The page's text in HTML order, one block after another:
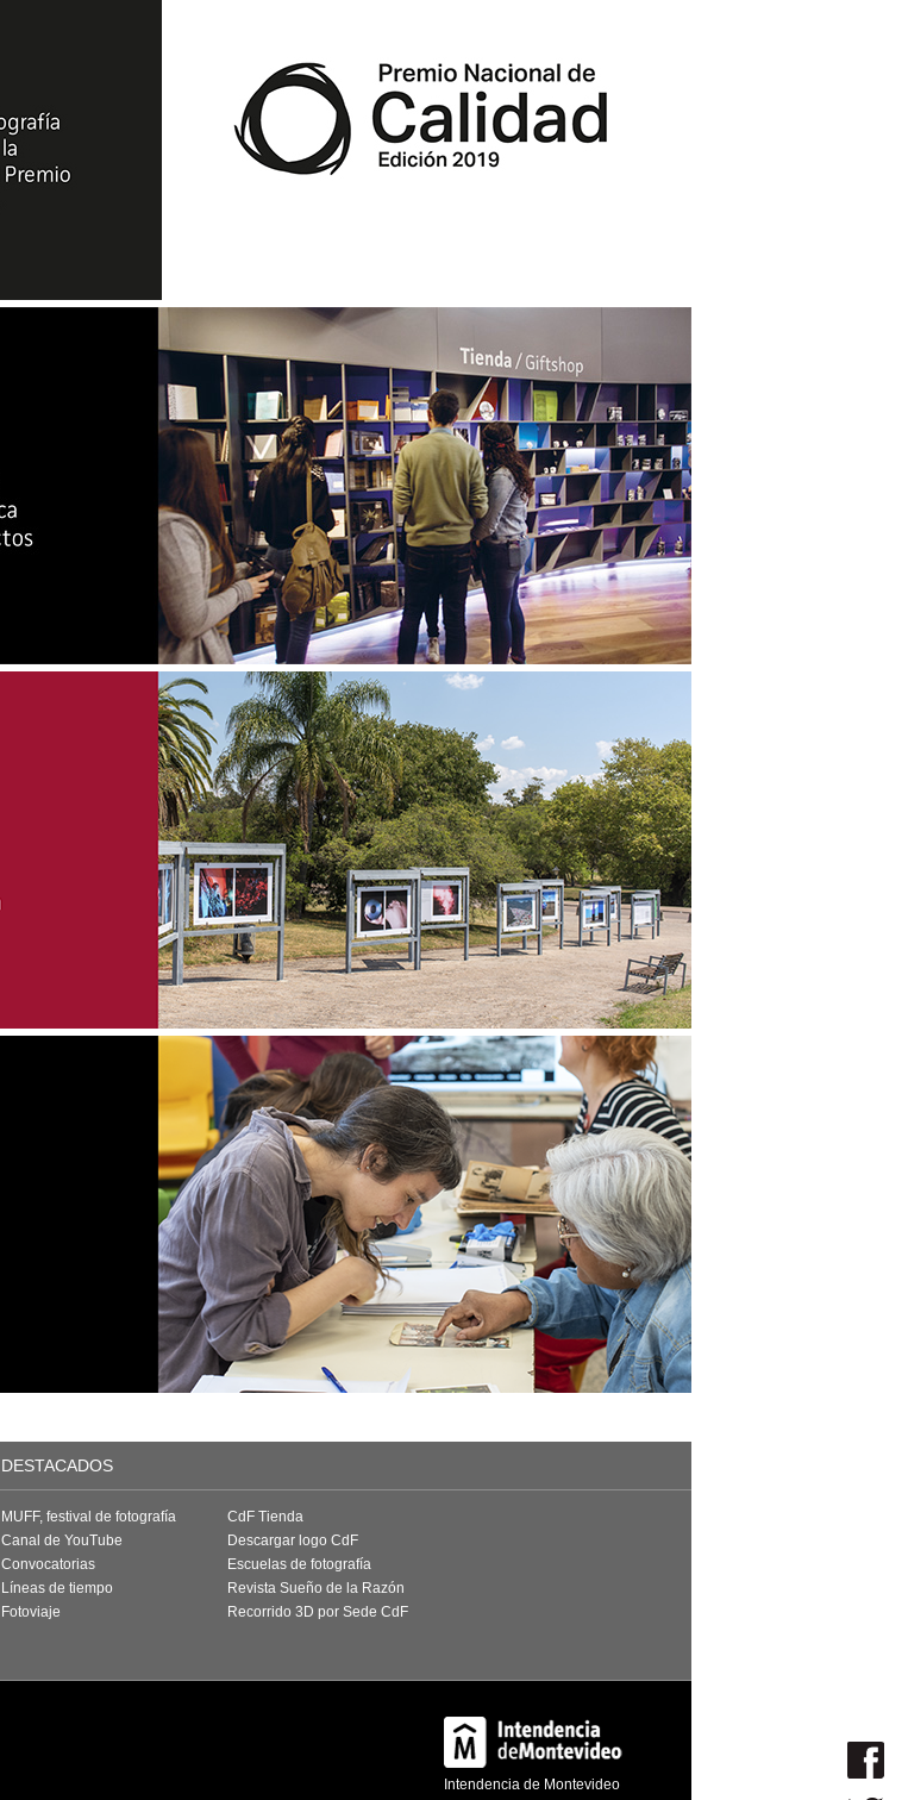
DESTACADOS
MUFF, festival de fotografía
Canal de YouTube
Convocatorias
Líneas de tiempo
Fotoviaje
CdF Tienda
Descargar logo CdF
Escuelas de fotografía
Revista Sueño de la Razón
Recorrido 3D por Sede CdF
Intendencia de Montevideo